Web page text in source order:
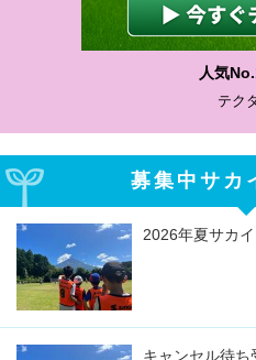
人気
テク
募集中サカ
2026年夏サカ
キャンセル待